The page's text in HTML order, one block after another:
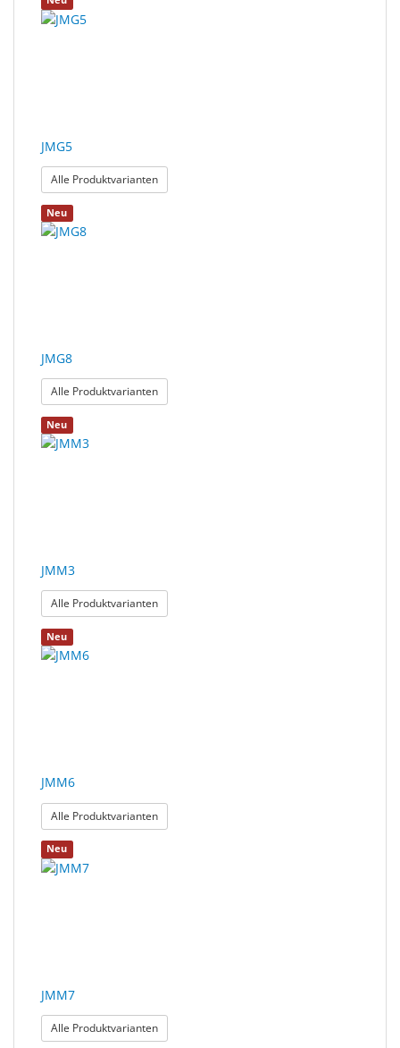
JMG5
Alle Produktvarianten: JMG5
Neu
JMG8
Alle Produktvarianten: JMG8
Neu
JMM3
Alle Produktvarianten: JMM3
Neu
JMM6
Alle Produktvarianten: JMM6
Neu
JMM7
Alle Produktvarianten: JMM7